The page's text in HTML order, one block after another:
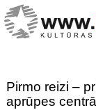
Pirmo reizi –
aprūpes centrā